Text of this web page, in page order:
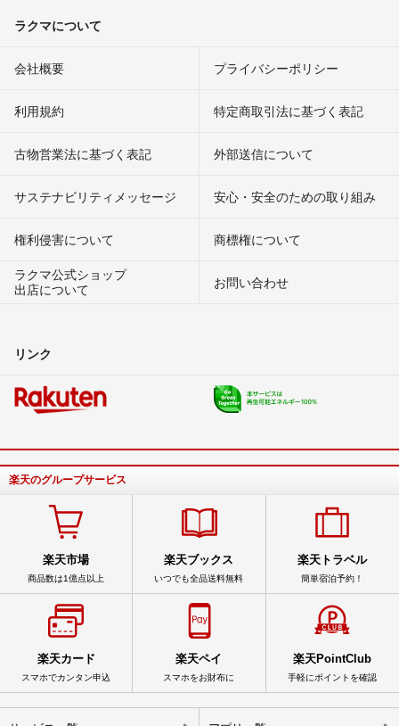
ラクマについて
会社概要 プライバシーポリシー
利用規約 特定商取引法に基づく表記
古物営業法に基づく表記 外部送信について
サステナビリティメッセージ 安心・安全のための取り組み
権利侵害について
商標権について
ラクマ公式ショップ
出店について
お問い合わせ
リンク
楽天のグループサービス
楽天市場
商品数は1億点以上
楽天ブックス
いつでも全品送料無料
楽天トラベル
簡単宿泊予約！
楽天カード
スマホでカンタン申込
楽天ペイ
スマホをお財布に
楽天PointClub
手軽にポイントを確認